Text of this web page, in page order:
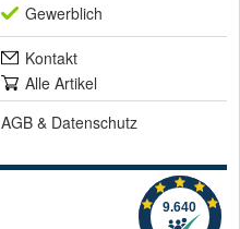
Gewerblich
Kontakt
Alle Artikel
AGB & Datenschutz